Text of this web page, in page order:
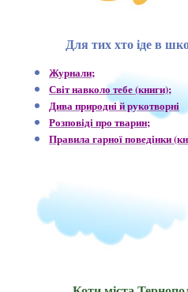
Для тих хто іде в
Журнали;
Світ навколо тебе (книги);
Дива природні й рукотворні
Розповіді про тварин;
Правила гарної поведінки